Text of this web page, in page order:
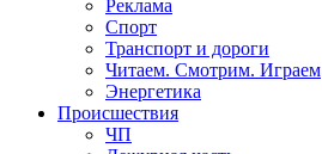
Реклама
Спорт
Транспорт и дороги
Читаем. Смотрим. Играем
Энергетика
Происшествия
ЧП